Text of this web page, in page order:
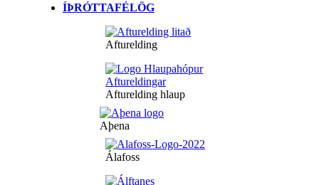
ÍÞRÓTTAFÉLÖG
Afturelding
Afturelding hlaup
Aþena
Álafoss